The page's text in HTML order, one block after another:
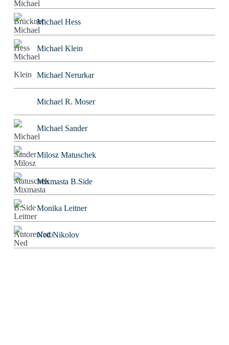
Michael Hess
Michael Klein
Michael Nerurkar
Michael R. Moser
Michael Sander
Milosz Matuschek
Mixmasta B.Side
Monika Leitner
Ned Nikolov